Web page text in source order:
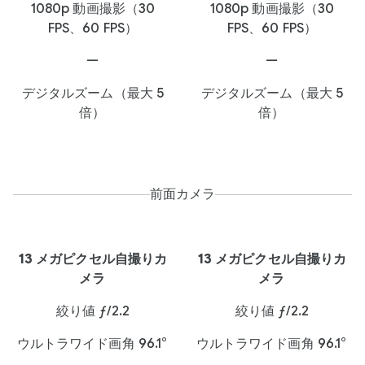
1080p 動画撮影（30
FPS、60 FPS）
1080p 動画撮影（30
FPS、60 FPS）
—
—
デジタルズーム（最大 5
倍）
デジタルズーム（最大 5
倍）
前面カメラ
13 メガピクセル自撮りカ
メラ
13 メガピクセル自撮りカ
メラ
絞り値 ƒ/2.2
絞り値 ƒ/2.2
ウルトラワイド画角 96.1°
ウルトラワイド画角 96.1°